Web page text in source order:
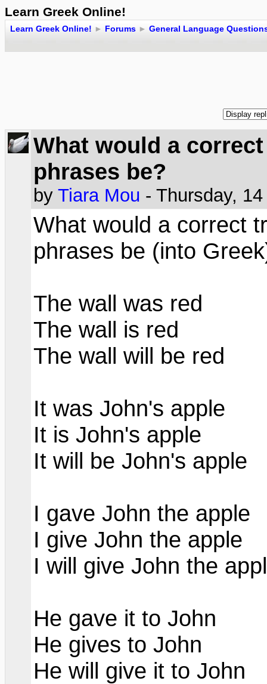
Learn Greek Online!
Learn Greek Online! ► Forums ► General Language
What would a
phrases be?
by Tiara Mou - Thursday,
What would a correct
phrases be (into
The wall was red
The wall is red
The wall will be red
It was John's apple
It is John's apple
It will be John's apple
I gave John the apple
I give John the apple
I will give John the
He gave it to John
He gives to John
He will give it to John